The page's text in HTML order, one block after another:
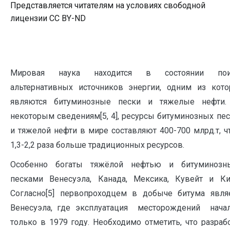
Представляется читателям на условиях свободной
лицензии CC BY-ND
Мировая наука находится в состоянии
альтернативных источников энергии, одним из
являются битуминозные пески и тяжелые
некоторым сведениям[5, 4], ресурсы битуминозных
и тяжелой нефти в мире составляют 400-700 млрд.т,
1,3-2,2 раза больше традиционных ресурсов.
Особенно богаты тяжёлой нефтью и
песками Венесуэла, Канада, Мексика, Кувейт и
Согласно[5] первопроходцем в добыче битума
Венесуэла, где эксплуатация месторождений
только в 1979 году. Необходимо отметить, что